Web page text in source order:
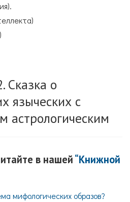
о
языческих с
астрологическим
в нашей“Книжной
мифологических образов?